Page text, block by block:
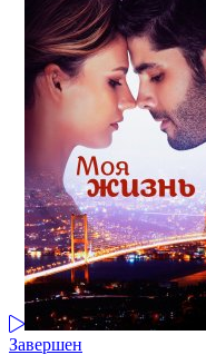
Завершен